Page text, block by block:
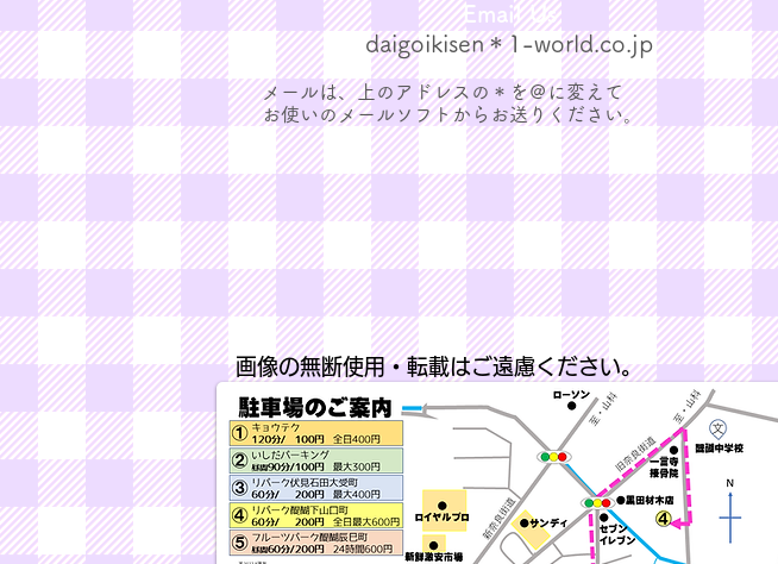
Email Us
daigoikisen＊1-world.co.jp
メールは、上のアドレスの＊を＠に変えて
お使いの​メールソフトからお送りください。
画像の無断使用・転載はご遠慮ください。